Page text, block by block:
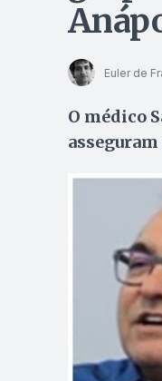
Euler de
O médico